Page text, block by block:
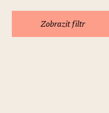
Zobrazit filtr